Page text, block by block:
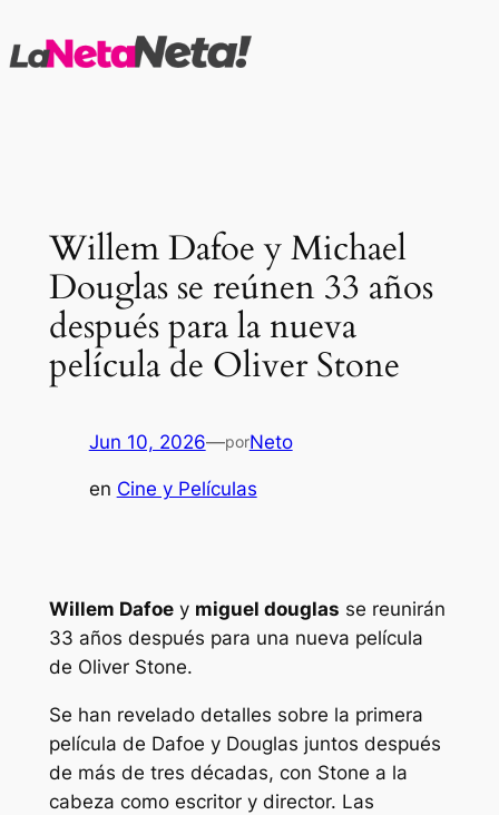
al
Willem Dafoe y Michael
Douglas se reúnen 33 años
después para la nueva
película de Oliver Stone
Jun 10, 2026—porNeto
en Cine y Películas
Willem Dafoey miguel douglas se reunirán
33 años después para una nueva película
de Oliver Stone.
Se han revelado detalles sobre la primera
película de Dafoe y Douglas juntos después
de más de tres décadas, con Stone a la
cabeza como escritor y director. Las